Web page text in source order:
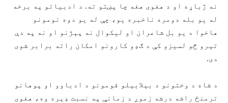
نه ژباړه او د هغوى هغه چا پښتو ته. د ادبياتو په برخه
له يو بله دومره ناخبره يو، چې له يو دوه نومونو
هاخوا د يو بل شاعران او ليکوال نه پېژنو او نه په دې
تېرو څو لسيزو کې د ګډو کارونو امکان راته برابر شوى
دى.
د شاه د وختونو د بېلابېلو قومونو د ادباوو او پوهانو
ترمنځ راشه درشه زموږ د زمانې په نسبت ډېره وه، هغوى